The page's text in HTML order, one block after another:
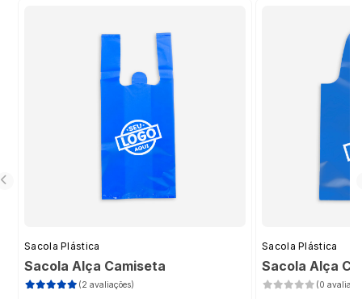
Sacola Plástica
Sacola Alça Camiseta
(2 avaliações)
Sacola Plástica
Sacola Alça
(0